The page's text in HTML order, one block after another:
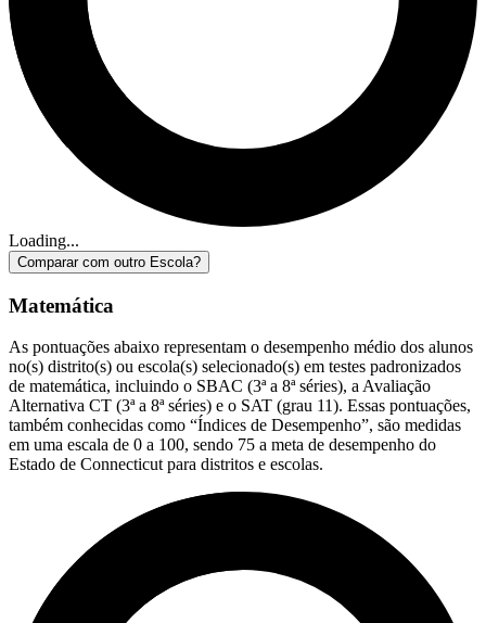
Loading...
Comparar com outro Escola?
Matemática
As pontuações abaixo representam o desempenho médio dos alunos
no(s) distrito(s) ou escola(s) selecionado(s) em testes padronizados
de matemática, incluindo o SBAC (3ª a 8ª séries), a Avaliação
Alternativa CT (3ª a 8ª séries) e o SAT (grau 11). Essas pontuações,
também conhecidas como “Índices de Desempenho”, são medidas
em uma escala de 0 a 100, sendo 75 a meta de desempenho do
Estado de Connecticut para distritos e escolas.